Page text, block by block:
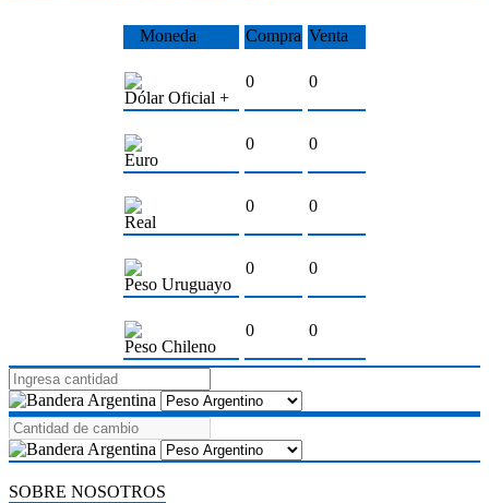
Moneda Compra Venta
Dólar Oficial +
0 0
Euro
0 0
Real
0 0
Peso Uruguayo
0 0
Peso Chileno
0 0
SOBRE NOSOTROS